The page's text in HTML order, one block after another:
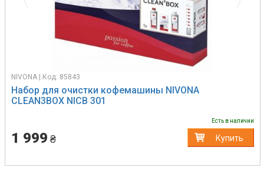
NIVONA | Код: 85843
Набор для очистки кофемашины NIVONA
CLEAN3BOX NICB 301
Есть в наличии
1 999 ₴ Купить